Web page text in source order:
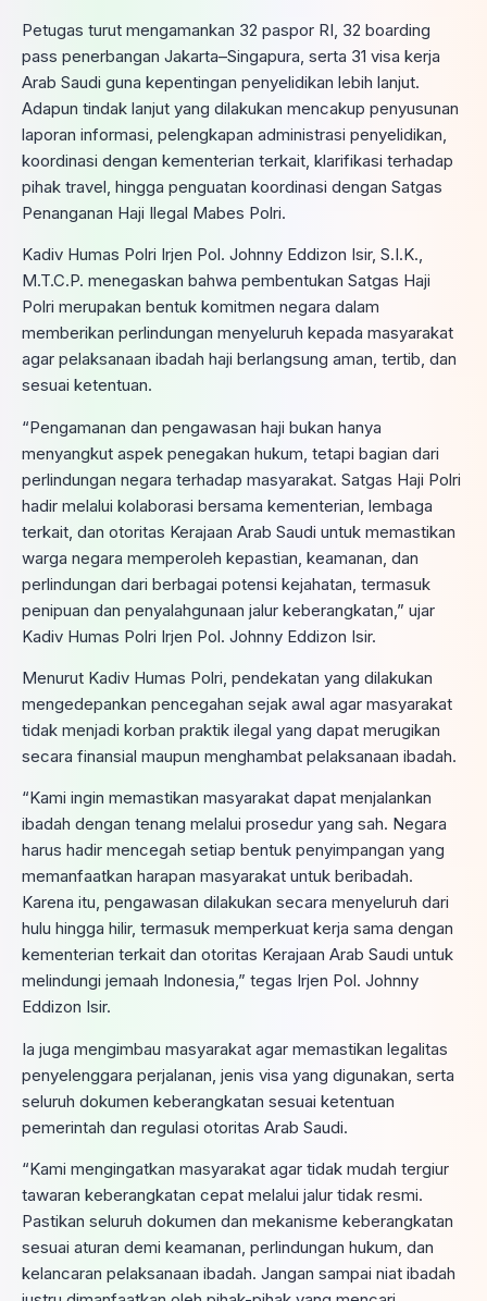
Petugas turut mengamankan 32 paspor RI, 32 boarding
pass penerbangan Jakarta–Singapura, serta 31 visa kerja
Arab Saudi guna kepentingan penyelidikan lebih lanjut.
Adapun tindak lanjut yang dilakukan mencakup penyusunan
laporan informasi, pelengkapan administrasi penyelidikan,
koordinasi dengan kementerian terkait, klarifikasi terhadap
pihak travel, hingga penguatan koordinasi dengan Satgas
Penanganan Haji Ilegal Mabes Polri.
Kadiv Humas Polri Irjen Pol. Johnny Eddizon Isir, S.I.K.,
M.T.C.P. menegaskan bahwa pembentukan Satgas Haji
Polri merupakan bentuk komitmen negara dalam
memberikan perlindungan menyeluruh kepada masyarakat
agar pelaksanaan ibadah haji berlangsung aman, tertib, dan
sesuai ketentuan.
“Pengamanan dan pengawasan haji bukan hanya
menyangkut aspek penegakan hukum, tetapi bagian dari
perlindungan negara terhadap masyarakat. Satgas Haji Polri
hadir melalui kolaborasi bersama kementerian, lembaga
terkait, dan otoritas Kerajaan Arab Saudi untuk memastikan
warga negara memperoleh kepastian, keamanan, dan
perlindungan dari berbagai potensi kejahatan, termasuk
penipuan dan penyalahgunaan jalur keberangkatan,” ujar
Kadiv Humas Polri Irjen Pol. Johnny Eddizon Isir.
Menurut Kadiv Humas Polri, pendekatan yang dilakukan
mengedepankan pencegahan sejak awal agar masyarakat
tidak menjadi korban praktik ilegal yang dapat merugikan
secara finansial maupun menghambat pelaksanaan ibadah.
“Kami ingin memastikan masyarakat dapat menjalankan
ibadah dengan tenang melalui prosedur yang sah. Negara
harus hadir mencegah setiap bentuk penyimpangan yang
memanfaatkan harapan masyarakat untuk beribadah.
Karena itu, pengawasan dilakukan secara menyeluruh dari
hulu hingga hilir, termasuk memperkuat kerja sama dengan
kementerian terkait dan otoritas Kerajaan Arab Saudi untuk
melindungi jemaah Indonesia,” tegas Irjen Pol. Johnny
Eddizon Isir.
Ia juga mengimbau masyarakat agar memastikan legalitas
penyelenggara perjalanan, jenis visa yang digunakan, serta
seluruh dokumen keberangkatan sesuai ketentuan
pemerintah dan regulasi otoritas Arab Saudi.
“Kami mengingatkan masyarakat agar tidak mudah tergiur
tawaran keberangkatan cepat melalui jalur tidak resmi.
Pastikan seluruh dokumen dan mekanisme keberangkatan
sesuai aturan demi keamanan, perlindungan hukum, dan
kelancaran pelaksanaan ibadah. Jangan sampai niat ibadah